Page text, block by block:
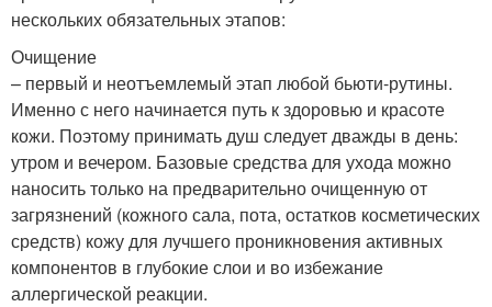
нескольких обязательных этапов:
Очищение
– первый и неотъемлемый этап любой бьюти-рутины.
Именно с него начинается путь к здоровью и красоте
кожи. Поэтому принимать душ следует дважды в день:
утром и вечером. Базовые средства для ухода можно
наносить только на предварительно очищенную от
загрязнений (кожного сала, пота, остатков косметических
средств) кожу для лучшего проникновения активных
компонентов в глубокие слои и во избежание
аллергической реакции.